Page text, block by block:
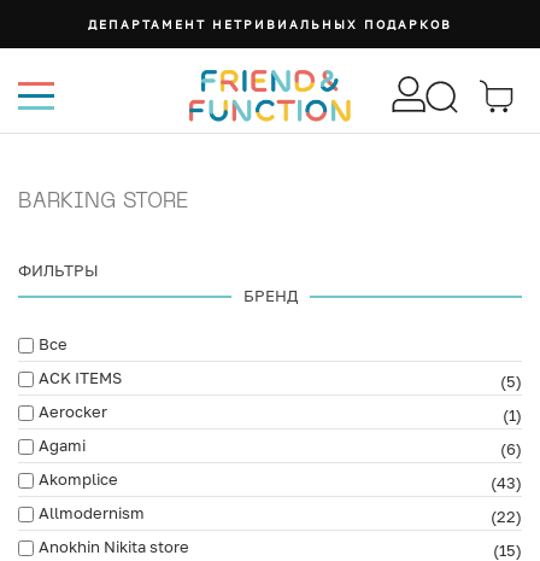
ДЕПАРТАМЕНТ НЕТРИВИАЛЬНЫХ ПОДАРКОВ
BARKING STORE
ФИЛЬТРЫ
БРЕНД
Все
ACK ITEMS
(5)
Aerocker
(1)
Agami
(6)
Akomplice
(43)
Allmodernism
(22)
Anokhin Nikita store
(15)